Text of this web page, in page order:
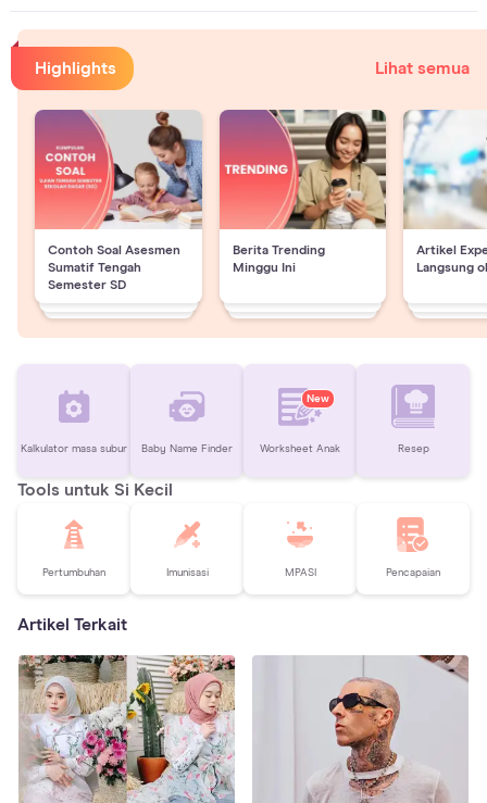
Highlights Lihat semua
Contoh Soal Asesmen
Sumatif Tengah
Semester SD
Berita Trending
Minggu Ini
Artikel
Langsung
Kalkulator masa subur Baby Name Finder
New
Worksheet Anak Resep
Tools untuk Si Kecil
Pertumbuhan Imunisasi MPASI Pencapaian
Artikel Terkait